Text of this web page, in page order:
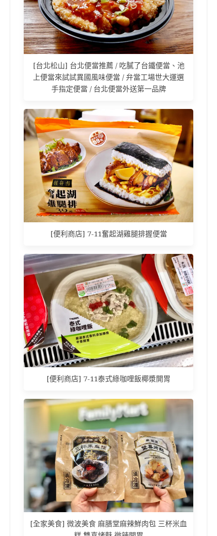
[台北松山] 台北便當推薦 / 吃膩了台鐵便當、池
上便當來試試異國風味便當 / 弁當工場世大運選
手指定便當 / 台北便當外送第一品牌
[便利商店] 7-11奮起湖雞腿排握便當
[便利商店] 7-11泰式綠咖哩飯椰漿開胃
[全家美食] 微波美食 麻膳堂麻辣鮮肉包 三杯米血